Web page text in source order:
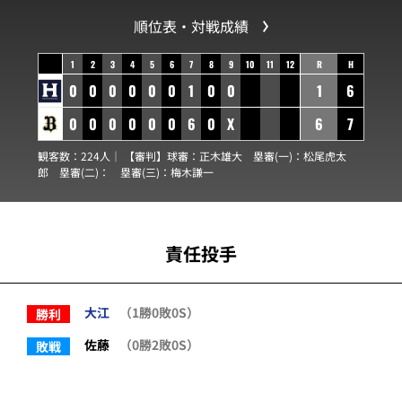
順位表・対戦成績
1 2 3 4 5 6 7 8 9 10 11 12
0 0 0 0 0 0 1 0 0
0 0 0 0 0 0 6 0 X
R H
1
6
6
7
観客数：224人｜ 【審判】球審： 正木雄大 塁審(一)： 松尾虎太
郎 塁審(二)： 塁審(三)： 梅木謙一
責任投手
勝利 大江
（1勝0敗0S）
敗戦
佐藤 （0勝2敗0S）